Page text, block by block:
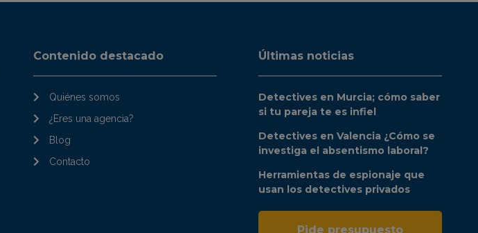
Contenido destacado
Quiénes somos
¿Eres una agencia?
Blog
Contacto
Últimas noticias
Detectives en Murcia; cómo saber
si tu pareja te es infiel
Detectives en Valencia ¿Cómo se
investiga el absentismo laboral?
Herramientas de espionaje que
usan los detectives privados
Pide presupuesto